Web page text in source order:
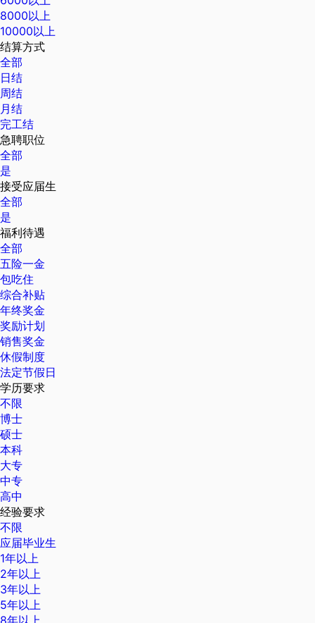
8000以上
10000以上
结算方式
全部
日结
周结
月结
完工结
急聘职位
全部
是
接受应届生
全部
是
福利待遇
全部
五险一金
包吃住
综合补贴
年终奖金
奖励计划
销售奖金
休假制度
法定节假日
学历要求
不限
博士
硕士
本科
大专
中专
高中
经验要求
不限
应届毕业生
1年以上
2年以上
3年以上
5年以上
8年以上